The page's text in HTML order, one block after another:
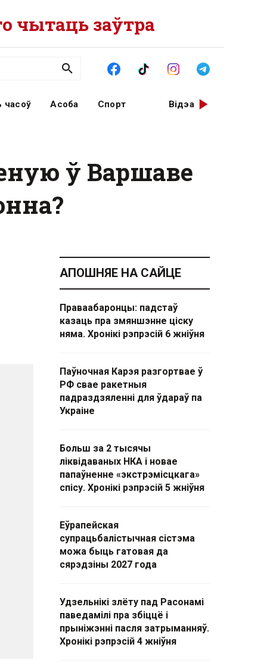
чытаць заўтра
часоў Асоба Спорт Відэа
ў Варшаве
АПОШНЯЕ НА САЙЦЕ
Праваабаронцы: падстаў
казаць пра змяншэнне ціску
няма. Хронікі рэпрэсій 6 жніўня
Паўночная Карэя разгортвае ў
РФ свае ракетныя
падраздзяленні для ўдараў па
Украіне
Больш за 2 тысячы
ліквідаваных НКА і новае
папаўненне «экстрэмісцкага»
спісу. Хронікі рэпрэсій 5 жніўня
Еўрапейская
супрацьбалістычная сістэма
можа быць гатовая да
сярэдзіны 2027 года
Удзельнікі злёту пад Расонамі
паведамілі пра збіццё і
прыніжэнні пасля затрыманняў.
Хронікі рэпрэсій 4 жніўня